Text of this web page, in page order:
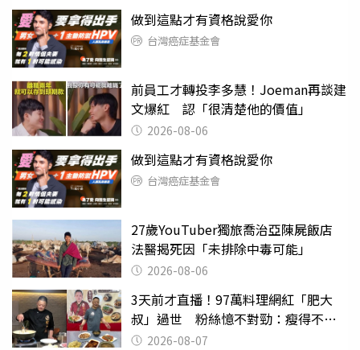
做到這點才有資格說愛你
台灣癌症基金會
前員工才轉投李多慧！Joeman再談建
文爆紅 認「很清楚他的價值」
2026-08-06
做到這點才有資格說愛你
台灣癌症基金會
27歲YouTuber獨旅喬治亞陳屍飯店
法醫揭死因「未排除中毒可能」
2026-08-06
3天前才直播！97萬料理網紅「肥大
叔」過世 粉絲憶不對勁：瘦得不合
理 2026-08-07